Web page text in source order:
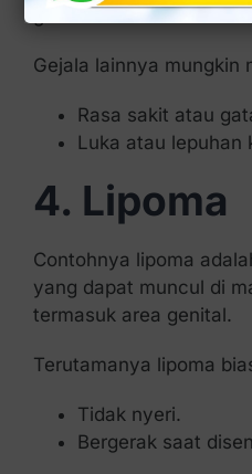
genital.
Gejala lainnya mungkin
Rasa sakit atau
Luka atau lepuhan
4. Lipoma
Contohnya lipoma
yang dapat muncul di
termasuk area genital.
Terutamanya lipoma
Tidak nyeri.
Bergerak saat